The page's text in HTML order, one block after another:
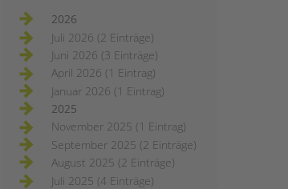
2026
Juli 2026 (2 Einträge)
Juni 2026 (3 Einträge)
April 2026 (1 Eintrag)
Januar 2026 (1 Eintrag)
2025
November 2025 (1 Eintrag)
September 2025 (2 Einträge)
August 2025 (2 Einträge)
Juli 2025 (4 Einträge)